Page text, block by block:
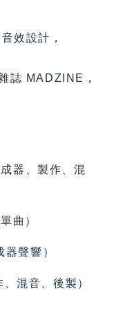
效設計，
誌 MADZINE，
器、製作、混
曲）
聲響）
混音、後製）